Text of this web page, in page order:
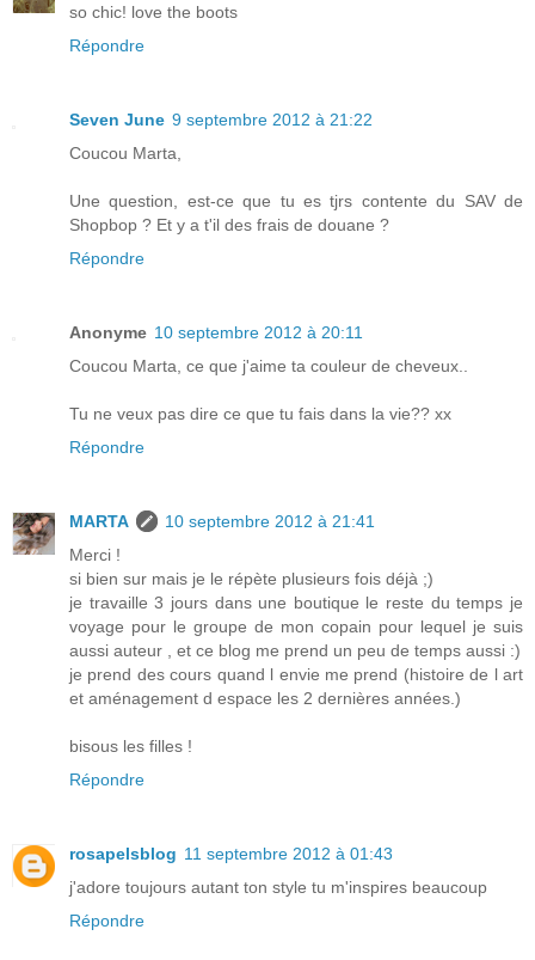
so chic! love the boots
Répondre
Seven June 9 septembre 2012 à 21:22
Coucou Marta,
Une question, est-ce que tu es tjrs contente du SAV de
Shopbop ? Et y a t'il des frais de douane ?
Répondre
Anonyme 10 septembre 2012 à 20:11
Coucou Marta, ce que j'aime ta couleur de cheveux..
Tu ne veux pas dire ce que tu fais dans la vie?? xx
Répondre
MARTA
10 septembre 2012 à 21:41
Merci !
si bien sur mais je le répète plusieurs fois déjà ;)
je travaille 3 jours dans une boutique le reste du temps je
voyage pour le groupe de mon copain pour lequel je suis
aussi auteur , et ce blog me prend un peu de temps aussi :)
je prend des cours quand l envie me prend (histoire de l art
et aménagement d espace les 2 dernières années.)
bisous les filles !
Répondre
rosapelsblog 11 septembre 2012 à 01:43
j'adore toujours autant ton style tu m'inspires beaucoup
Répondre